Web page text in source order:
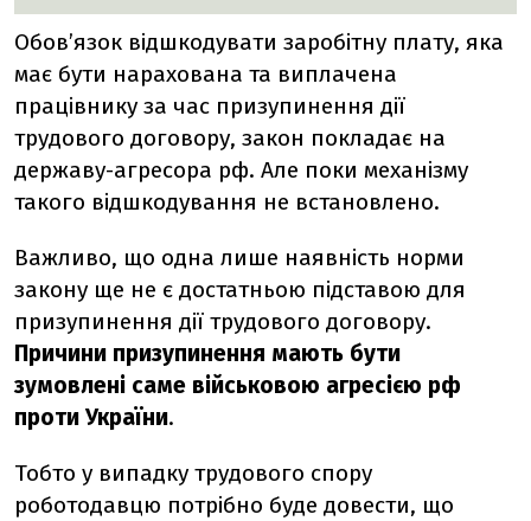
Обов’язок відшкодувати заробітну плату, яка
має бути нарахована та виплачена
працівнику за час призупинення дії
трудового договору, закон покладає на
державу-агресора рф. Але поки механізму
такого відшкодування не встановлено.
Важливо, що одна лише наявність норми
закону ще не є достатньою підставою для
призупинення дії трудового договору.
Причини призупинення мають бути
зумовлені саме військовою агресією рф
проти України.
Тобто у випадку трудового спору
роботодавцю потрібно буде довести, що